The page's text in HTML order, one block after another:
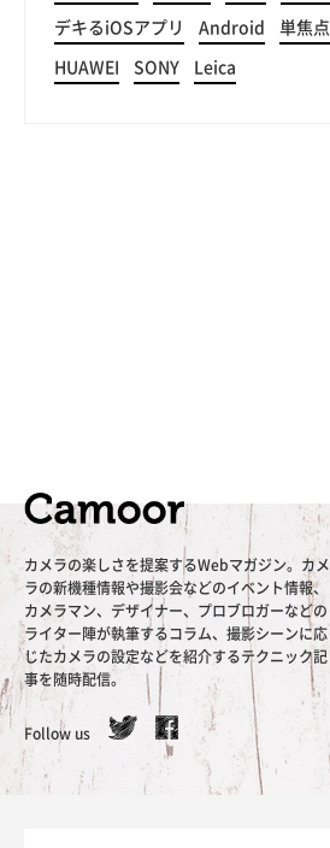
デキるiOSアプリ Android 単焦点
HUAWEI SONY Leica
カメラの楽しさを提案するWebマガジン。カメ
ラの新機種情報や撮影会などのイベント情報、
カメラマン、デザイナー、プロブロガーなどの
ライター陣が執筆するコラム、撮影シーンに応
じたカメラの設定などを紹介するテクニック記
事を随時配信。
Follow us